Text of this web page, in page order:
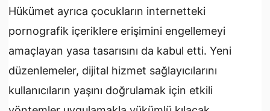
Hükümet ayrıca çocukların internetteki
pornografik içeriklere erişimini engellemeyi
amaçlayan yasa tasarısını da kabul etti. Yeni
düzenlemeler, dijital hizmet sağlayıcılarını
kullanıcıların yaşını doğrulamak için etkili